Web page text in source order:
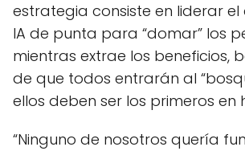
estrategia consiste en liderar
IA de punta para “domar” los
mientras extrae los beneficios,
de que todos entrarán al
ellos deben ser los primeros en
“Ninguno de nosotros quería